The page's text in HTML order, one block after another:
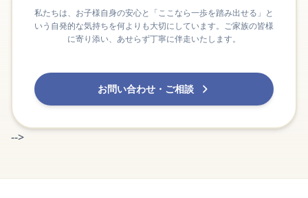
私たちは、お子様自身の安心と「ここなら一歩を踏み出せる」と
いう自発的な気持ちを何よりも大切にしています。ご家族の皆様
に寄り添い、あせらず丁寧に伴走いたします。
お問い合わせ・ご相談
-->